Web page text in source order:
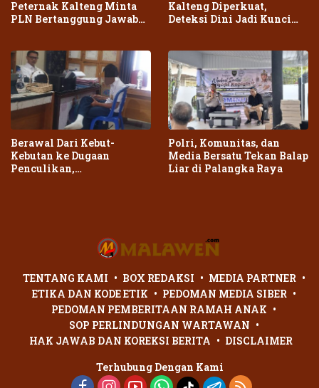
Peternak Kalteng Minta
PLN Bertanggung Jawab
Kalteng Diperkuat,
Deteksi Dini Jadi Kunci
Berawal Dari Kebut-
Kebutan ke Dugaan
Penculikan,
Polri, Komunitas, dan
Media Bersatu Tekan Balap
Liar di Palangka Raya
TENTANG KAMI BOX REDAKSI
MEDIA PARTNER
ETIKA DAN KODE ETIK
PEDOMAN MEDIA SIBER
PEDOMAN PEMBERITAAN RAMAH ANAK
SOP PERLINDUNGAN WARTAWAN
HAK JAWAB DAN KOREKSI BERITA
DISCLAIMER
Terhubung Dengan Kami